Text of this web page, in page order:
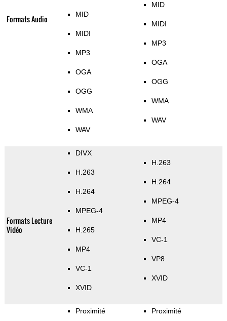
Formats Audio MID
MIDI
MP3
OGA
OGG
WMA
WAV
MID
MIDI
MP3
OGA
OGG
WMA
WAV
Formats Lecture
Vidéo
DIVX
H.263
H.264
MPEG-4
H.265
MP4
VC-1
XVID
H.263
H.264
MPEG-4
MP4
VC-1
VP8
XVID
Proximité Proximité